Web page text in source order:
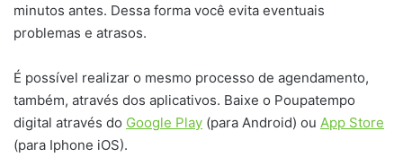
minutos antes. Dessa forma você evita eventuais
problemas e atrasos.
É possível realizar o mesmo processo de agendamento,
também, através dos aplicativos. Baixe o Poupatempo
digital através do Google Play (para Android) ou App Store
(para Iphone iOS).